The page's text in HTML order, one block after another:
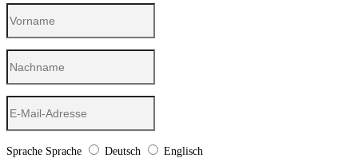
Sprache Sprache Deutsch Englisch